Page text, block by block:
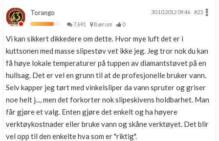
Torango 30.10.2012 09.46
#23
7,691
Bærum 0
Vi kan sikkert dikkedere om dette. Hvor mye luft det er i
kuttsonen med masse slipestøv vet ikke jeg. Jeg tror nok du kan
få høye lokale temperaturer på tuppen av diamantstøvet på en
hullsag. Det er vel en grunn til at de profesjonelle bruker vann.
Selv kapper jeg tørt med vinkelsliper da vann spruter og griser
noe helt j..., men det forkorter nok slipeskivens holdbarhet. Man
får gjøre et valg. Enten gjøre det enkelt og ha høyere
verktøykostnader eller bruke vann og skåne verktøyet. Det blir
vel opp til den enkelte hva som er "riktig".